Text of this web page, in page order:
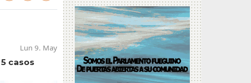
Lun 9. May
casos